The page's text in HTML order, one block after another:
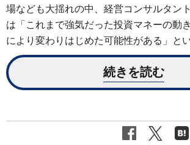
場なども大揺れの中、経営コンサルタン
は「これまで強気だった投資マネーの動
により変わりはじめた可能性がある」と
続きを読む